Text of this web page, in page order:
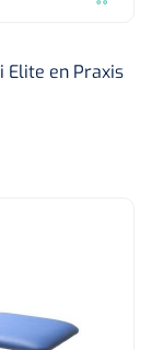
Elite en Praxis